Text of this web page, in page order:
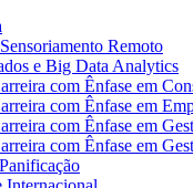
Remoto
e Big Data Analytics
com Ênfase em
com Ênfase em
com Ênfase em
com Ênfase em